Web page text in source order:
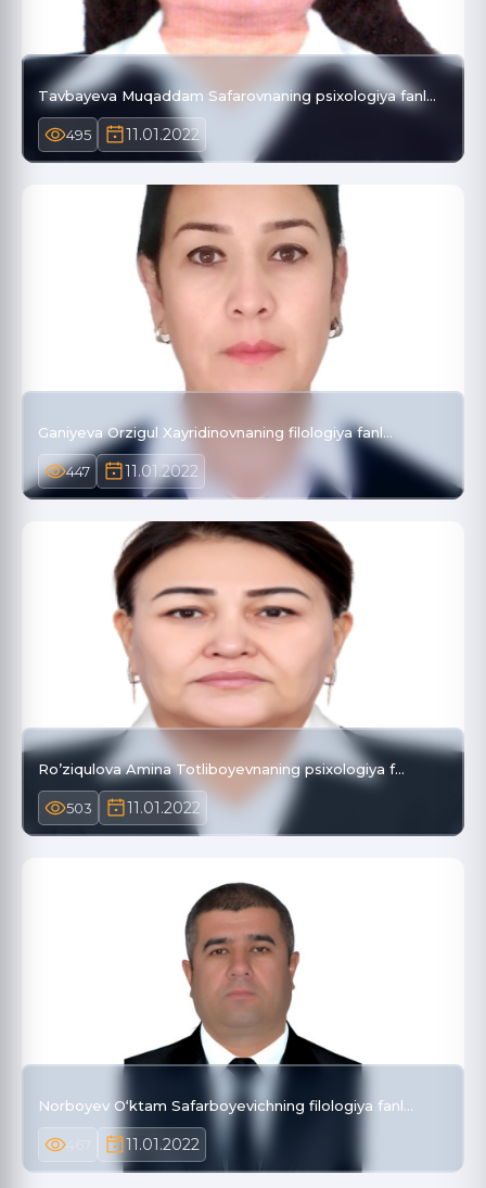
Tavbayeva Muqaddam Safarovnaning psixologiya fanl…
495 11.01.2022
Ganiyeva Orzigul Xayridinovnaning filologiya fanl…
447 11.01.2022
Ro’ziqulova Amina Totliboyevnaning psixologiya f…
503 11.01.2022
Norboyev O‘ktam Safarboyevichning filologiya fanl…
11.01.2022